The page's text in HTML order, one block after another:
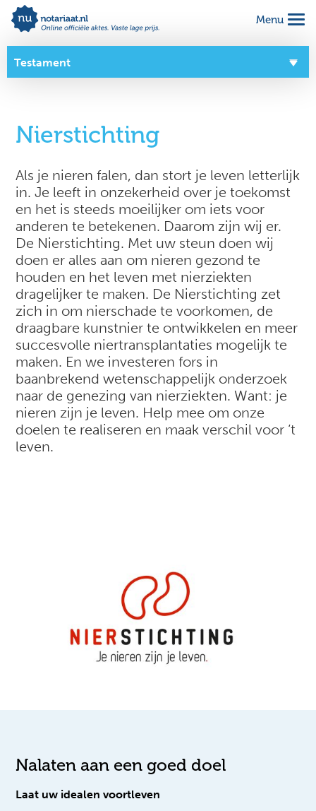
Menu
Alles geregeld voor 1 vaste prijs
Complete notariële akte
Testament
Over dit product
Goede doelen
Nierstichting
Als je nieren falen, dan stort je leven letterlijk
in. Je leeft in onzekerheid over je toekomst
en het is steeds moeilijker om iets voor
anderen te betekenen. Daarom zijn wij er.
De Nierstichting. Met uw steun doen wij
doen er alles aan om nieren gezond te
houden en het leven met nierziekten
dragelijker te maken. De Nierstichting zet
zich in om nierschade te voorkomen, de
draagbare kunstnier te ontwikkelen en meer
succesvolle niertransplantaties mogelijk te
maken. En we investeren fors in
baanbrekend wetenschappelijk onderzoek
naar de genezing van nierziekten. Want: je
nieren zijn je leven. Help mee om onze
doelen te realiseren en maak verschil voor ‘t
leven.
Nalaten aan een goed doel
Laat uw idealen voortleven